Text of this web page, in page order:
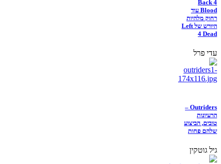
Back 4
Blood עוד
רחוק מלהיות
היורש של Left
4 Dead
עדי פרל
Outriders –
הרעיונות
טובים, הביצוע
שלהם פחות
גיל גוטקין